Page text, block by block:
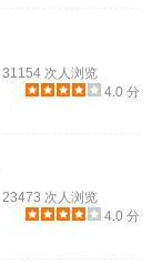
31154 次人浏览
4.0 分
23473 次人浏览
4.0 分